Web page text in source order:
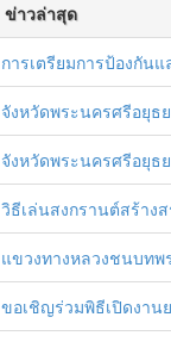
ข่าวล่าสุด
การเตรียมการป้องกันแ
จังหวัดพระนครศรีอยุธยา บูรณาการหน่วยงานที่เกี่ยวข้อง ลงพื้นที่จัดระเบียบและดำเนินมาตรการตามบทลงโทษ
จังหวัดพระนครศรีอยุธยา ปล่อยแถวตำรวจ ทหาร ฝ่ายปกครอง กว่า 100 นาย ตรวจเข้
วิธีเล่นสงกรานต์สร้าง
แขวงทางหลวงชนบทพระนครศรีอยุธยา "ร่วมรณรงค์
ขอเชิญร่วมพิธีเปิดงานย